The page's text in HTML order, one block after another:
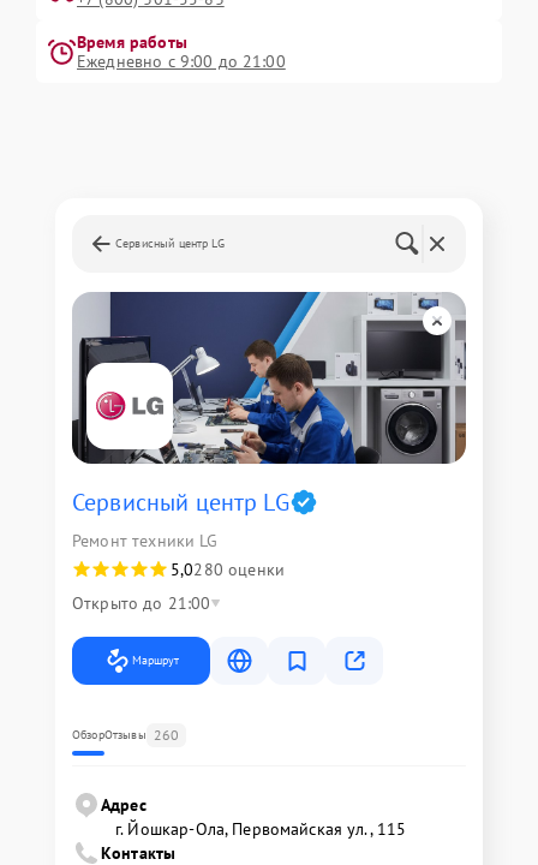
Время работы
Ежедневно с 9:00 до 21:00
Сервисный центр LG
Сервисный центр LG
Ремонт техники LG
5,0280 оценки
Открыто до 21:00
Маршрут
ОбзорОтзывы 260
Адрес
г. Йошкар-Ола, Первомайская ул., 115
Контакты